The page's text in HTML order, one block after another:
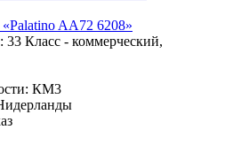
AA72 6208»
33 Класс - коммерческий,
КМ3